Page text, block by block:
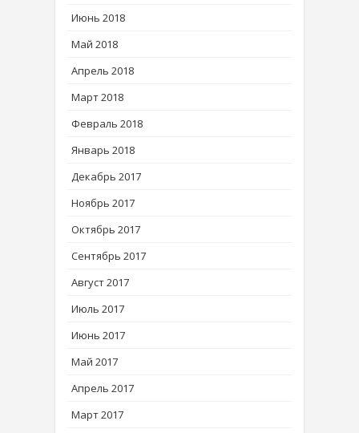
Июнь 2018
Май 2018
Апрель 2018
Март 2018
Февраль 2018
Январь 2018
Декабрь 2017
Ноябрь 2017
Октябрь 2017
Сентябрь 2017
Август 2017
Июль 2017
Июнь 2017
Май 2017
Апрель 2017
Март 2017